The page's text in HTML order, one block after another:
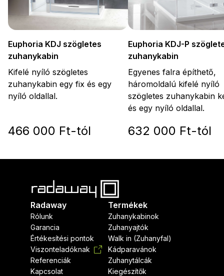
Euphoria KDJ szögletes
zuhanykabin
Kifelé nyíló szögletes
zuhanykabin egy fix és egy
nyíló oldallal.
466 000 Ft-tól
Euphoria KDJ-P
zuhanykabin
Egyenes falra építhető,
háromoldalú kifelé nyíló
szögletes zuhanykabin
és egy nyíló oldallal.
632 000 Ft-tól
Radaway
Rólunk
Garancia
Értékesítési pontok
Viszonteladóknak
Referenciák
Kapcsolat
Termékek
Zuhanykabinok
Zuhanyajtók
Walk in (Zuhanyfal)
Kádparavánok
Zuhanytálcák
Kiegészítők